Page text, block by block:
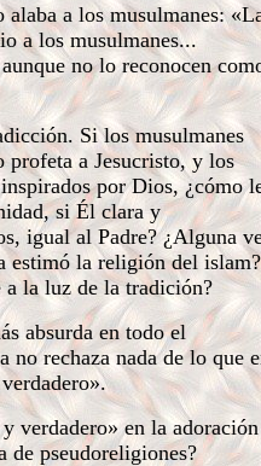
a los musulmanes:
a los musulmanes...
no lo reconocen
Si los musulmanes
profeta a Jesucristo, y los
por Dios, ¿cómo
si Él clara y
igual al Padre? ¿Alguna
estimó la religión del
a la luz de la tradición?
absurda en todo el
no rechaza nada de lo que
verdadero» en la adoración
de pseudoreligiones?